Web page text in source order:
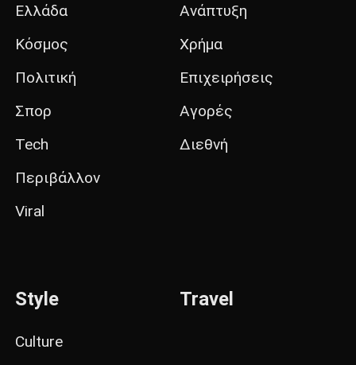
Ελλάδα
Κόσμος
Πολιτική
Σπορ
Tech
Περιβάλλον
Viral
Ανάπτυξη
Χρήμα
Επιχειρήσεις
Αγορές
Διεθνή
Style
Culture
Travel